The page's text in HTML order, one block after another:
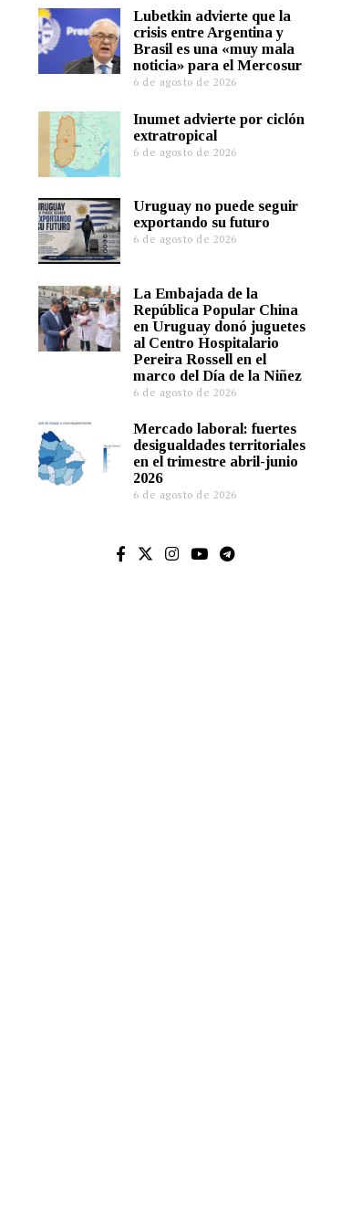
Lubetkin advierte que la
crisis entre Argentina y
Brasil es una «muy mala
noticia» para el Mercosur
6 de agosto de 2026
Inumet advierte por ciclón
extratropical
6 de agosto de 2026
Uruguay no puede seguir
exportando su futuro
6 de agosto de 2026
La Embajada de la
República Popular China
en Uruguay donó juguetes
al Centro Hospitalario
Pereira Rossell en el
marco del Día de la Niñez
6 de agosto de 2026
Mercado laboral: fuertes
desigualdades territoriales
en el trimestre abril-junio
2026
6 de agosto de 2026